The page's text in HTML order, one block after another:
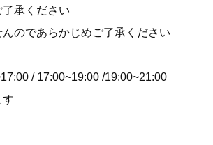
承ください
のであらかじめご了承ください
/ 17:00~19:00 /19:00~21:00
す